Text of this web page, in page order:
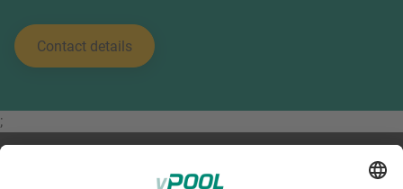
Contact details
;